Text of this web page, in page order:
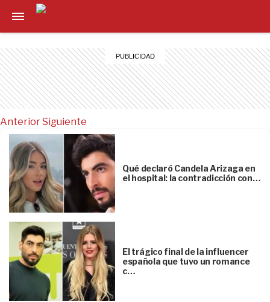
Anterior
Qué declaró Candela Arizaga en
el hospital: la contradicción con…
El trágico final de la influencer
española que tuvo un romance
c…
Siguiente